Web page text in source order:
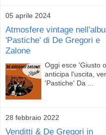
05 aprile 2024
Atmosfere vintage
'Pastiche' di De Gregori e
Zalone
Oggi esce 'Giusto
anticipa l'uscita,
'Pastiche' Da ...
28 febbraio 2022
Venditti & De Gregori in